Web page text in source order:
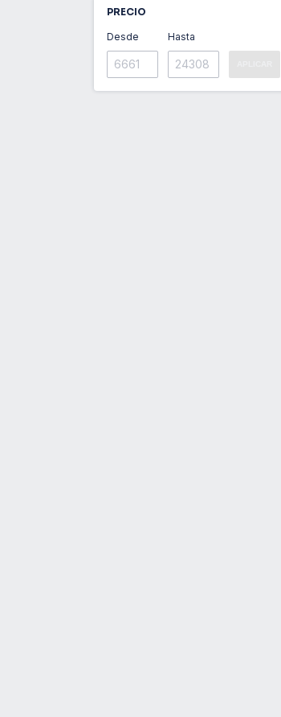
PRECIO
Desde Hasta